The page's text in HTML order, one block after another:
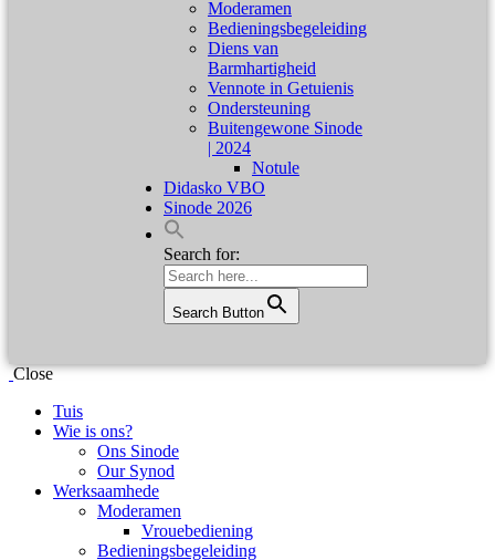
Moderamen
Bedieningsbegeleiding
Diens van
Barmhartigheid
Vennote in Getuienis
Ondersteuning
Buitengewone Sinode
| 2024
Notule
Didasko VBO
Sinode 2026
Search for:
Search Button
Close
Tuis
Wie is ons?
Ons Sinode
Our Synod
Werksaamhede
Moderamen
Vrouebediening
Bedieningsbegeleiding